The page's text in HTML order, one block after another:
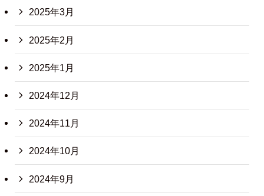
2025年3月
2025年2月
2025年1月
2024年12月
2024年11月
2024年10月
2024年9月